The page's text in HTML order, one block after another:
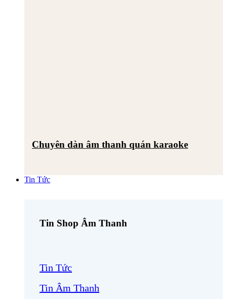
Chuyên dàn âm thanh quán karaoke
Tin Tức
Tin Shop Âm Thanh
Tin Tức
Tin Âm Thanh